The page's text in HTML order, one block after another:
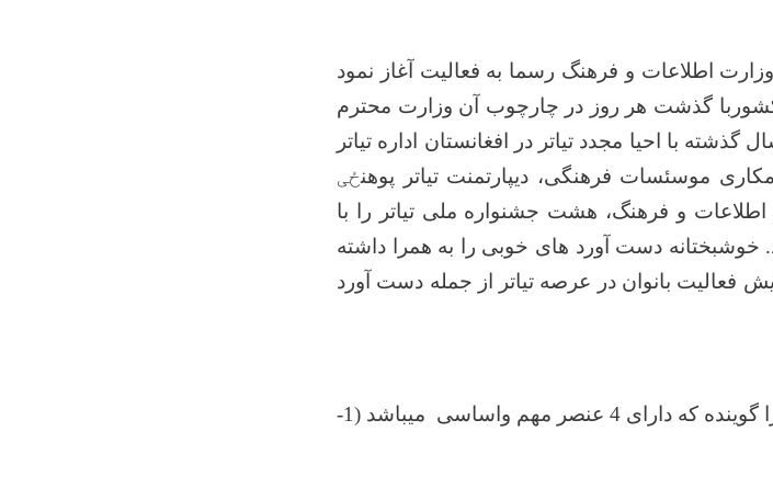
سال 1343، در چوکات وزارت اطلاعات و فرهنگ رسما به فعالیت آغاز نمود
گذشت هر روز در چارچوب آن وزارت محترم
گذشته با احیا مجدد تیاتر در افغانستان اداره تیاتر
موسئسات فرهنگی، دیپارتمنت تیاتر پوهنځی
و فرهنگ، هشت جشنواره ملی تیاتر را با
خوشبختانه دست آورد های خوبی را به همرا داشته
و افزایش فعالیت بانوان در عرصه تیاتر از جمله دست آورد
تیاتر در لغت به معنی دیدن ویا تماشاکردن را گوینده که دارای 4 عنصر مهم واساسی میباشد (1-